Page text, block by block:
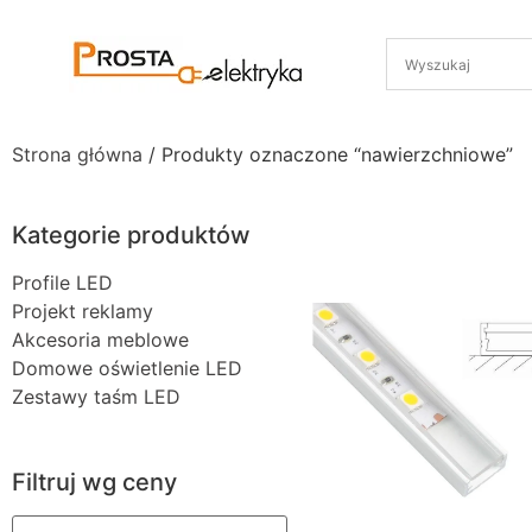
Strona główna / Produkty oznaczone “nawierzchniowe”
Kategorie produktów
Profile LED
Projekt reklamy
Akcesoria meblowe
Domowe oświetlenie LED
Zestawy taśm LED
Filtruj wg ceny